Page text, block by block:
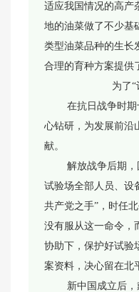
适应我国情况的高产
地的油菜做了不少基
类型油菜品种的生长
合理的育种方案提供
为了
在抗日战争时
心钻研，为发展前沿
献。
解放战争后期
试验场全部人员、设
共产党之手”，时任
没有服从这一命令，
协助下，保护好试验
案资料，决心留在北
新中国成立后